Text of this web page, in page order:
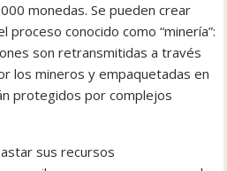
monedas. Se pueden crear
proceso conocido como “minería”:
son retransmitidas a través
los mineros y empaquetadas en
protegidos por complejos
sus recursos